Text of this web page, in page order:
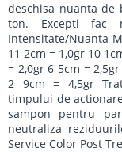
deschisa nuanta de
ton. Excepti fac
Intensitate/Nuanta
11 2cm = 1,0gr 10
= 2,0gr 6 5cm =
2 9cm = 4,5gr
timpului de
sampon pentru
neutraliza
Service Color Post